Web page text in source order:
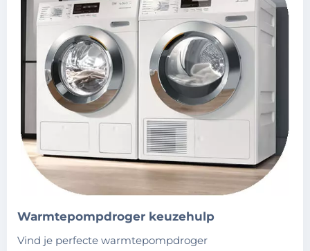
warmtepompdroger keuzehulp
vind je perfecte warmtepompdroger